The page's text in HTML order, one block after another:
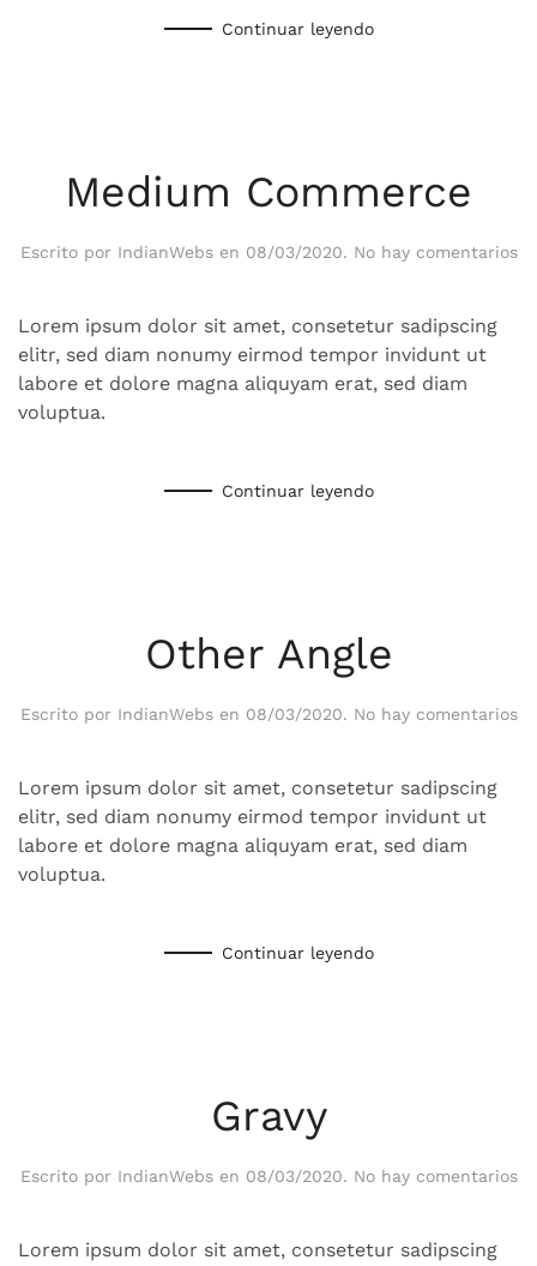
Continuar leyendo
Medium Commerce
Escrito por IndianWebsen 08/03/2020. No hay comentariosen
Lorem ipsum dolor sit amet, consetetur sadipscing
elitr, sed diam nonumy eirmod tempor invidunt ut
labore et dolore magna aliquyam erat, sed diam
voluptua.
Continuar leyendo
Other Angle
Escrito por IndianWebsen 08/03/2020. No hay comentariosen
Lorem ipsum dolor sit amet, consetetur sadipscing
elitr, sed diam nonumy eirmod tempor invidunt ut
labore et dolore magna aliquyam erat, sed diam
voluptua.
Continuar leyendo
Gravy
Escrito por IndianWebsen 08/03/2020. No hay comentariosen
Lorem ipsum dolor sit amet, consetetur sadipscing